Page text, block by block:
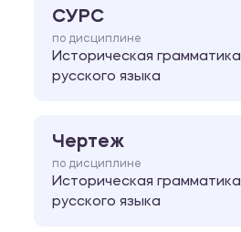
СУРС
по дисциплине
Историческая грамматика
русского языка
Чертеж
по дисциплине
Историческая грамматика
русского языка